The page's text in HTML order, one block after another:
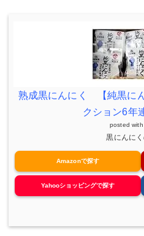
熟成黒にんにく 【純黒に
クション6年
posted with
黒にんに
Amazonで探す
Yahooショッピングで探す